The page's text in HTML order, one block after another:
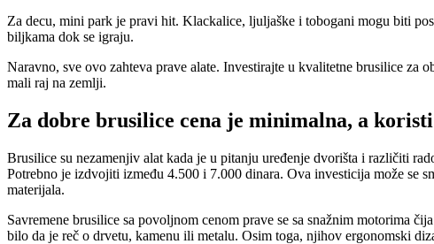
Za decu, mini park je pravi hit. Klackalice, ljuljaške i tobogani mogu biti
biljkama dok se igraju.
Naravno, sve ovo zahteva prave alate. Investirajte u kvalitetne brusilice za
mali raj na zemlji.
Za dobre brusilice cena je minimalna, a
Brusilice su nezamenjiv alat kada je u pitanju uređenje dvorišta i različiti
Potrebno je izdvojiti između 4.500 i 7.000 dinara. Ova investicija može se
materijala.
Savremene brusilice sa povoljnom cenom prave se sa snažnim motorima
bilo da je reč o drvetu, kamenu ili metalu. Osim toga, njihov ergonomski